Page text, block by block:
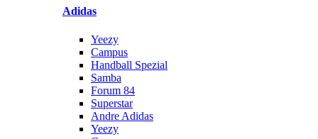
Adidas
Yeezy
Campus
Handball Spezial
Samba
Forum 84
Superstar
Andre Adidas
Yeezy